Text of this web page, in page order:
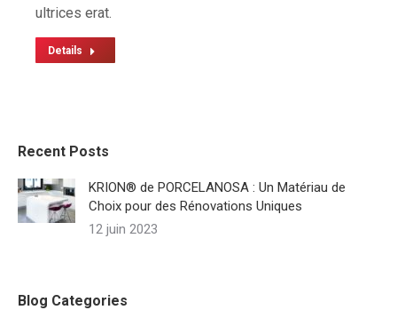
ultrices erat.
Details
Recent Posts
KRION® de PORCELANOSA : Un Matériau de
Choix pour des Rénovations Uniques
12 juin 2023
Blog Categories